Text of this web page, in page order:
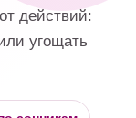
действий:
угощать